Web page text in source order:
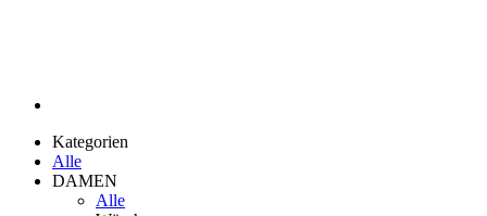
Kategorien
Alle
DAMEN
Alle